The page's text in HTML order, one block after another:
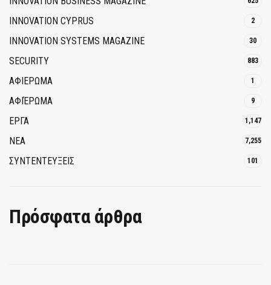
INNOVATION CYPRUS 2
INNOVATION SYSTEMS MAGAZINE 30
SECURITY 883
ΑΦΙΕΡΩΜΑ 1
ΑΦΙΈΡΩΜΑ 9
ΕΡΓΑ 1,147
ΝΕΑ 7,255
ΣΥΝΤΕΝΤΕΥΞΕΙΣ 101
Πρόσφατα άρθρα